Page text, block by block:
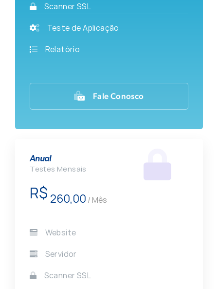
Scanner SSL
Teste de Aplicação
Relatório
Fale Conosco
Anual
Testes Mensais
R$ 260,00 / Mês
Website
Servidor
Scanner SSL